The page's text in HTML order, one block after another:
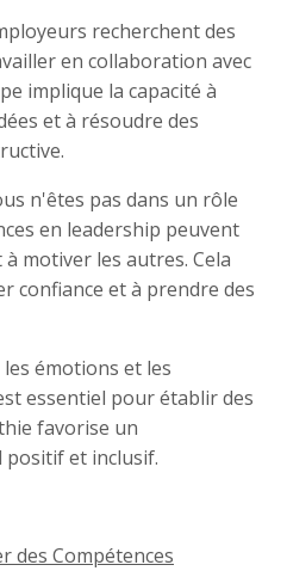
recherchent des
en collaboration avec
implique la capacité à
et à résoudre des
n'êtes pas dans un rôle
en leadership peuvent
motiver les autres. Cela
confiance et à prendre des
émotions et les
essentiel pour établir des
favorise un
et inclusif.
des Compétences